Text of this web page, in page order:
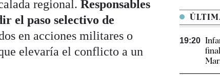
regional.Responsables
el paso selectivo de
en acciones militares o
elevaría el conflicto a un
19:20